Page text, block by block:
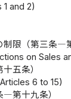
and 2)
限（第三条―
on Sales
五条）
6 to 15)
第十九条）